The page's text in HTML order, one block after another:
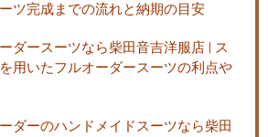
ツ完成までの流れと納期の目安
ダースーツなら柴田音吉洋服店 | ス
用いたフルオーダースーツの利点や
ダーのハンドメイドスーツなら柴田